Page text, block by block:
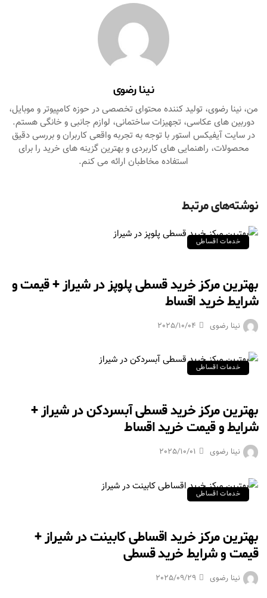
نینا رضوی
من، نینا رضوی، تولید کننده محتوای تخصصی در حوزه کامپیوتر و موبایل،
دوربین‌ های عکاسی، تجهیزات ساختمانی، لوازم جانبی و خانگی هستم.
در سایت آیفیکس استور با توجه به تجربه واقعی کاربران و بررسی دقیق
محصولات، راهنمایی‌ های کاربردی و بهترین گزینه‌ های خرید را برای
استفاده مخاطبان ارائه می‌ کنم.
نوشته‌های مرتبط
خدمات اقساطی
بهترین مرکز خرید قسطی پلوپز در شیراز + قیمت و
شرایط خرید اقساط
نینا رضوی 2025/10/04
خدمات اقساطی
بهترین مرکز خرید قسطی آبسردکن در شیراز +
شرایط و قیمت خرید اقساط
نینا رضوی 2025/10/01
خدمات اقساطی
بهترین مرکز خرید اقساطی کابینت در شیراز +
قیمت و شرایط خرید قسطی
نینا رضوی 2025/09/29